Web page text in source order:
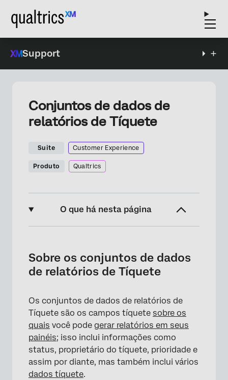
Support
Conjuntos de dados de
relatórios de Tíquete
Suite Customer Experience
Produto Qualtrics
O que há nesta página
Criação de conjuntos de dados de relatórios
de Tíquete
Mapeamento de campos Tíquete
Restrições de dados de tíquete
Uso de conjuntos de dados de relatórios de
Tíquete em painéis
Remoção de conjuntos de dados de
relatórios de Tíquete
Sobre os conjuntos de dados
de relatórios de Tíquete
Os conjuntos de dados de relatórios de
Tíquete são os campos tíquete sobre os
quais você pode gerar relatórios em seus
painéis; isso inclui informações como
status, proprietário do tíquete, prioridade e
assim por diante, mas também inclui vários
dados tíquete.